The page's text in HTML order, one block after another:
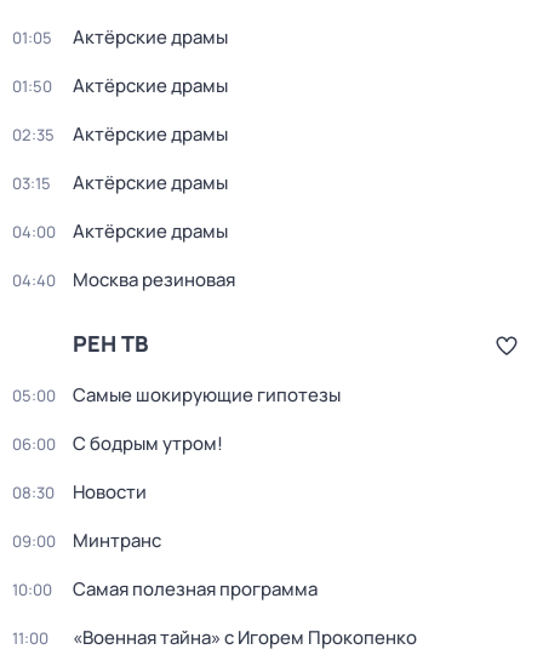
01:05 Актёрские драмы
01:50 Актёрские драмы
02:35 Актёрские драмы
03:15 Актёрские драмы
04:00 Актёрские драмы
04:40 Москва резиновая
РЕН ТВ
05:00 Самые шoкиpующие гипотезы
06:00 С бодрым утром!
08:30 Новости
09:00 Минтранс
10:00 Самая полезная программа
11:00 «Военная тайна» с Игорем Прокопенко